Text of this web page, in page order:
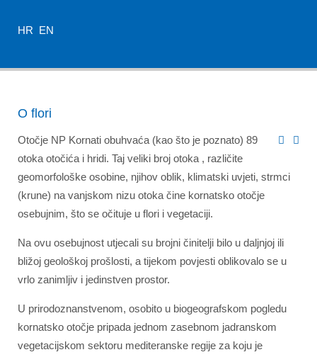
HR EN
O flori
Otočje NP Kornati obuhvaća (kao što je poznato) 89
otoka otočića i hridi. Taj veliki broj otoka , različite
geomorfološke osobine, njihov oblik, klimatski uvjeti, strmci
(krune) na vanjskom nizu otoka čine kornatsko otočje
osebujnim, što se očituje u flori i vegetaciji.
Na ovu osebujnost utjecali su brojni činitelji bilo u daljnjoj ili
bližoj geološkoj prošlosti, a tijekom povjesti oblikovalo se u
vrlo zanimljiv i jedinstven prostor.
U prirodoznanstvenom, osobito u biogeografskom pogledu
kornatsko otočje pripada jednom zasebnom jadranskom
vegetacijskom sektoru mediteranske regije za koju je